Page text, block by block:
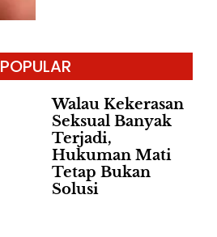
POPULAR
Walau Kekerasan
Seksual Banyak
Terjadi,
Hukuman Mati
Tetap Bukan
Solusi